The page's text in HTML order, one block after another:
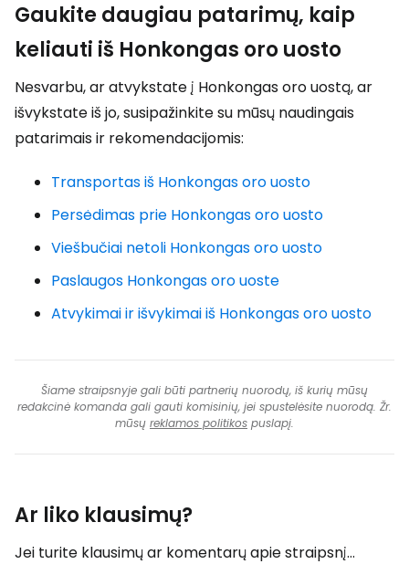
Gaukite daugiau patarimų, kaip
keliauti iš Honkongas oro uosto
Nesvarbu, ar atvykstate į Honkongas oro uostą, ar
išvykstate iš jo, susipažinkite su mūsų naudingais
patarimais ir rekomendacijomis:
Transportas iš Honkongas oro uosto
Persėdimas prie Honkongas oro uosto
Viešbučiai netoli Honkongas oro uosto
Paslaugos Honkongas oro uoste
Atvykimai ir išvykimai iš Honkongas oro uosto
Šiame straipsnyje gali būti partnerių nuorodų, iš kurių mūsų
redakcinė komanda gali gauti komisinių, jei spustelėsite nuorodą. Žr.
mūsų reklamos politikos puslapį.
Ar liko klausimų?
Jei turite klausimų ar komentarų apie straipsnį...